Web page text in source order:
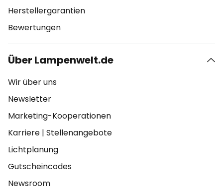
Herstellergarantien
Bewertungen
Über Lampenwelt.de
Wir über uns
Newsletter
Marketing-Kooperationen
Karriere | Stellenangebote
Lichtplanung
Gutscheincodes
Newsroom